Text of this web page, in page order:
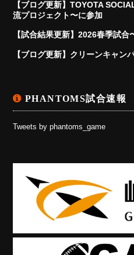
【ブログ更新】TOYOTA
流プロジェクト〜に参加
【試合結果更新】2026春季試
【ブログ更新】クリーンキャン
PHANTOMS試合速報
Tweets by phantoms_game